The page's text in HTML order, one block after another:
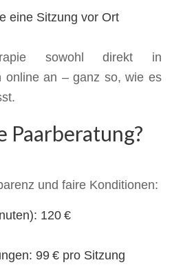
eine Sitzung vor Ort
sowohl direkt in
online an – ganz so, wie es
Paarberatung?
und faire Konditionen:
120 €
99 € pro Sitzung